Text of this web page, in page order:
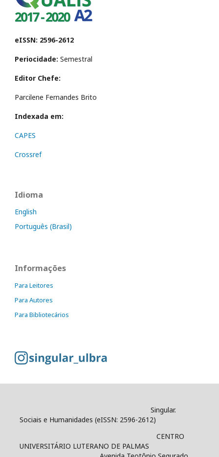
eISSN: 2596-2612
Periocidade: Semestral
Editor Chefe:
Parcilene Fernandes Brito
Indexada em:
CAPES
Crossref
Idioma
English
Português (Brasil)
Informações
Para Leitores
Para Autores
Para Bibliotecários
Singular.
Sociais e Humanidades (eISSN: 2596-2612)
CENTRO
UNIVERSITÁRIO LUTERANO DE PALMAS